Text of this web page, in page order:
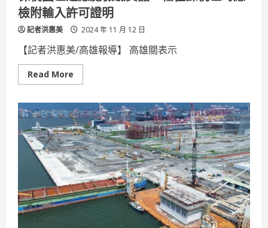
低
負
擔
檢附輸入許可證明
記者洪惠美 2024 年 11 月 12 日
【記者洪惠美/高雄報導】 高雄關表示
Read More
more
稅
園
區
之
應
施
檢
驗
貨
品，
輸
往
課
稅